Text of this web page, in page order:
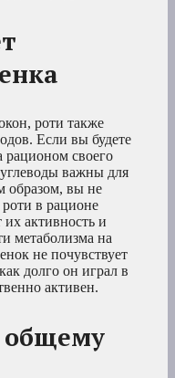
роти также
Если вы будете
рационом своего
важны для
образом, вы не
в рационе
активность и
метаболизма на
не почувствует
долго он играл в
активен.
общему